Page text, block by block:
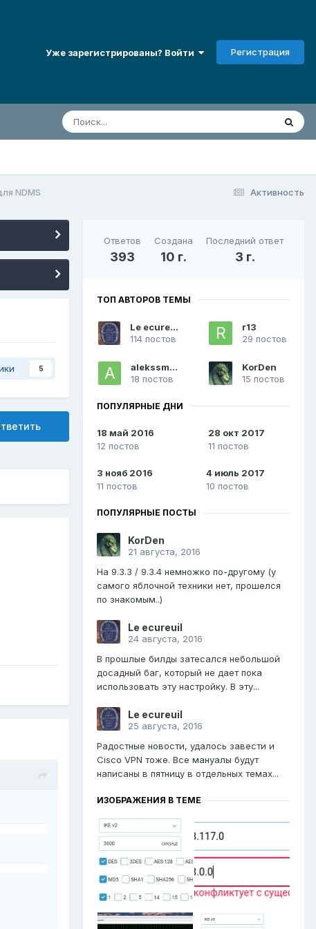
Уже зарегистрированы? Войти Регистрация
Активность
NDMS
5
Ответов
393
Создана
10 г.
Последний ответ
3 г.
ТОП АВТОРОВ ТЕМЫ
Le ecureuil
114 постов
r13
29 постов
alekssmak
18 постов
KorDen
15 постов
ПОПУЛЯРНЫЕ ДНИ
18 май 2016
12 постов
28 окт 2017
11 постов
3 нояб 2016
11 постов
4 июль 2017
10 постов
ПОПУЛЯРНЫЕ ПОСТЫ
KorDen
21 августа, 2016
На 9.3.3 / 9.3.4 немножко по-другому (у
самого яблочной техники нет, прошелся
по знакомым..)
Le ecureuil
24 августа, 2016
В прошлые билды затесался небольшой
досадный баг, который не дает пока
использовать эту настройку. В эту...
Le ecureuil
25 августа, 2016
Радостные новости, удалось завести и
Cisco VPN тоже. Все мануалы будут
написаны в пятницу в отдельных темах...
ИЗОБРАЖЕНИЯ В ТЕМЕ